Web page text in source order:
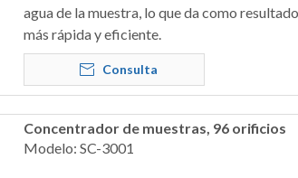
agua de la muestra, lo que da como
más rápida y eficiente.
Consulta
Concentrador de muestras, 96 orificios
Modelo: SC-3001